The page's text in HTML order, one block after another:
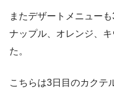
またデザートメニュー
ナップル、オレンジ、
た。
こちらは3日目のカクテ